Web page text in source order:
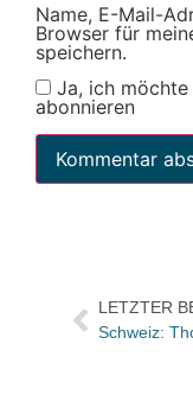
Name, E-Mail-
Browser für
speichern.
Ja, ich
abonnieren
LETZTER